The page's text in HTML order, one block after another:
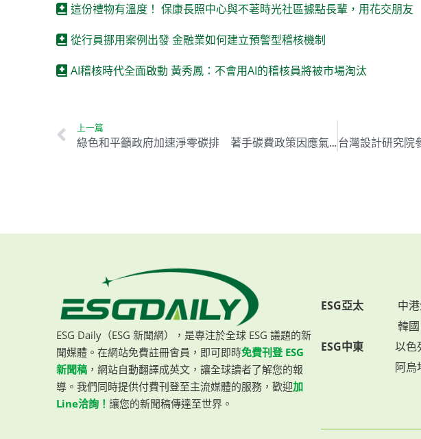
這份禮物有溫度！ 保康長照中心與不荖時光社區據點長輩，用花交朋友
從行員挪用案例出發 金融業如何建立預警型稽核機制
AI稽核時代全面啟動 黃秀鳳：不會用AI的稽核員將被市場淘汰
上一篇
綠色和平籲政府加速淨零碳排 著手碳費政策因應氣候通膨挑戰
ESG Daily（ESG 新聞網），是專注於全球 ESG 議題的新
聞媒體。在網站免費註冊會員，即可即時免費刊登 ESG
新聞稿 ，網站自動翻譯成英文，讓全球讀者了解您的報
導。我們同時提供付費刊登至主流媒體的服務，歡迎加
Line洽詢！ 讓您的新聞稿傳達至世界。
ESG亞太 中
韓國
ESG中東 以色
阿烏